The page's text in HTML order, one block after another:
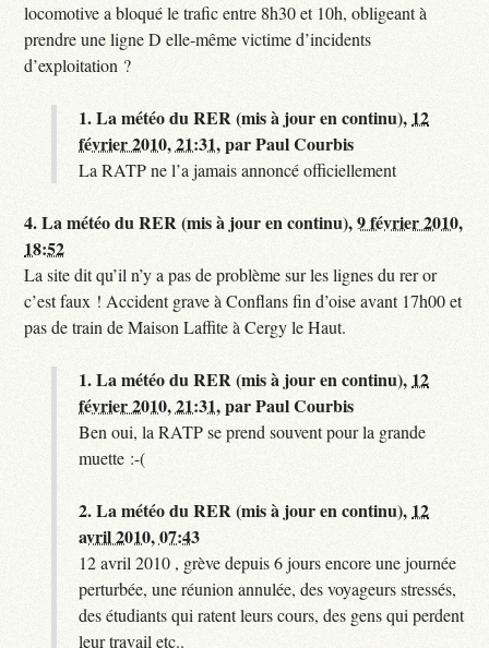
locomotive a bloqué le trafic entre 8h30 et 10h, obligeant à
prendre une ligne D elle-même victime d’incidents
d’exploitation ?
1.La météo du RER (mis à jour en continu), 12
février 2010, 21:31,parPaul Courbis
La RATP ne l’a jamais annoncé officiellement
4.La météo du RER (mis à jour en continu),9 février 2010,
18:52
La site dit qu’il n’y a pas de problème sur les lignes du rer or
c’est faux ! Accident grave à Conflans fin d’oise avant 17h00 et
pas de train de Maison Laffite à Cergy le Haut.
1.La météo du RER (mis à jour en continu), 12
février 2010, 21:31,parPaul Courbis
Ben oui, la RATP se prend souvent pour la grande
muette :-(
2.La météo du RER (mis à jour en continu), 12
avril 2010, 07:43
12 avril 2010 , grève depuis 6 jours encore une journée
perturbée, une réunion annulée, des voyageurs stressés,
des étudiants qui ratent leurs cours, des gens qui perdent
leur travail etc..